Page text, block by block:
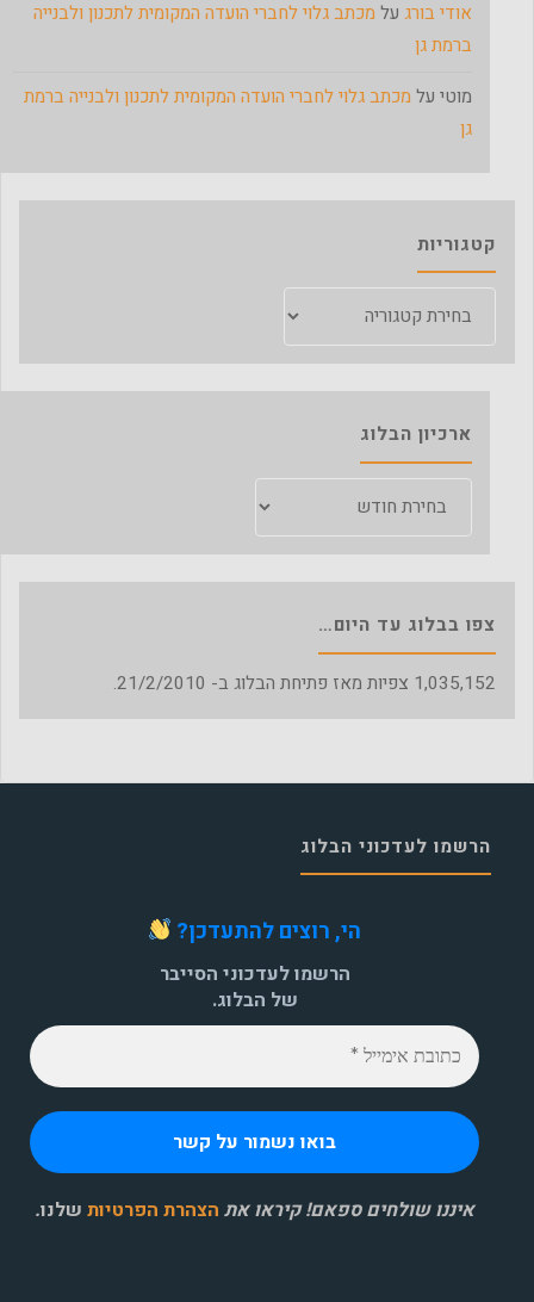
אודי בורג על מכתב גלוי לחברי הועדה המקומית לתכנון ולבנייה
ברמת גן
מוטי על מכתב גלוי לחברי הועדה המקומית לתכנון ולבנייה ברמת
גן
קטגוריות
ארכיון הבלוג
צפו בבלוג עד היום…
1,035,152 צפיות מאז פתיחת הבלוג ב- 21/2/2010.
הרשמו לעדכוני הבלוג
הי, רוצים להתעדכן?
הרשמו לעדכוני הסייבר
של הבלוג.
איננו שולחים ספאם! קיראו את הצהרת הפרטיות שלנו.